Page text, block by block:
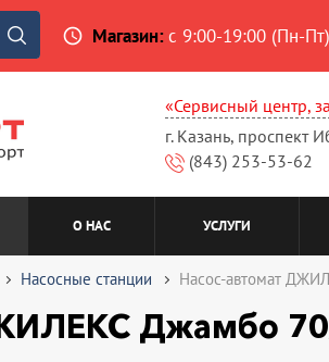
access_time Магазин:с 9:00-19:00 (Пн-
«Сервисный центр,
г. Казань, проспект
(843) 253-53-62
О НАС УСЛУГИ
Насосные станции Насос-автомат
Джамбо